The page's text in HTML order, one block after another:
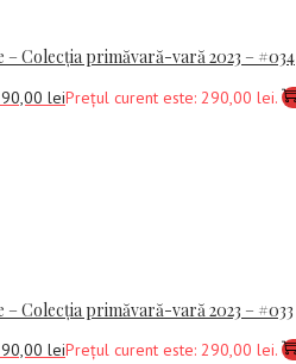
Colecția primăvară-vară 2023 – #034
leiPrețul curent este: 290,00 lei.
Colecția primăvară-vară 2023 – #033
leiPrețul curent este: 290,00 lei.